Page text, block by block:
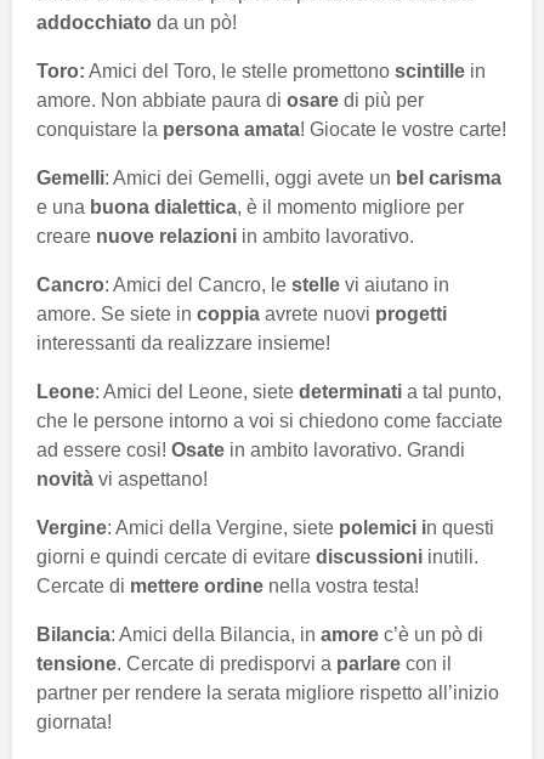
addocchiato da un pò!
Toro: Amici del Toro, le stelle promettono scintille in
amore. Non abbiate paura di osare di più per
conquistare la persona amata! Giocate le vostre carte!
Gemelli: Amici dei Gemelli, oggi avete un bel carisma
e una buona dialettica, è il momento migliore per
creare nuove relazioni in ambito lavorativo.
Cancro: Amici del Cancro, le stelle vi aiutano in
amore. Se siete in coppia avrete nuovi progetti
interessanti da realizzare insieme!
Leone: Amici del Leone, siete determinati a tal punto,
che le persone intorno a voi si chiedono come facciate
ad essere cosi! Osate in ambito lavorativo. Grandi
novità vi aspettano!
Vergine: Amici della Vergine, siete polemici in questi
giorni e quindi cercate di evitare discussioni inutili.
Cercate di mettere ordine nella vostra testa!
Bilancia: Amici della Bilancia, in amore c’è un pò di
tensione. Cercate di predisporvi a parlare con il
partner per rendere la serata migliore rispetto all’inizio
giornata!